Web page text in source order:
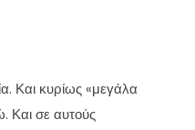
Και κυρίως «μεγάλα
Και σε αυτούς